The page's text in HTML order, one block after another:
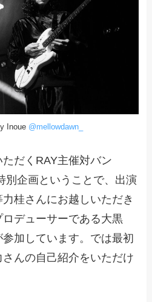
Inoue @mellowdawn_
ただくRAY主催対バン
別企画ということで、出演
桂さんにお越しいただき
ロデューサーである大黒
加しています。では最初
んの自己紹介をいただけ